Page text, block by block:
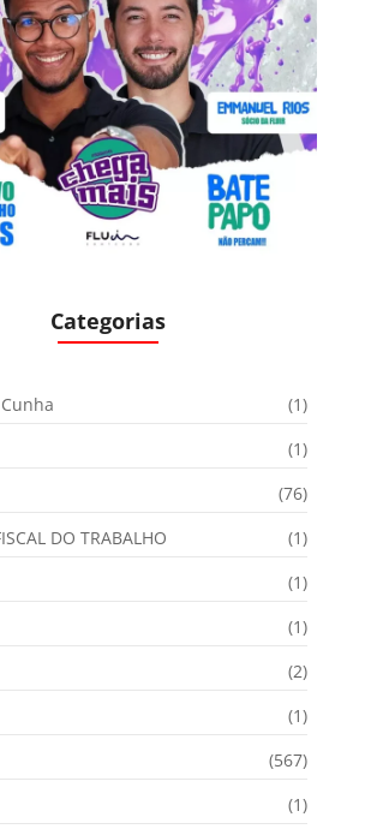
Categorias
(1)
(1)
(76)
DO TRABALHO
(1)
(1)
(1)
(2)
(1)
(567)
(1)